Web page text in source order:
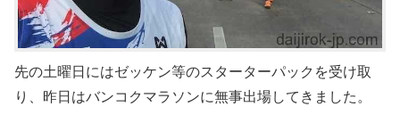
先の土曜日にはゼッケン等のスターターパックを受け取
り、昨日はバンコクマラソンに無事出場してきました。